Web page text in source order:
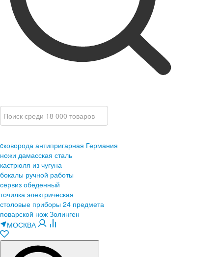
cковорода антипригарная Германия
ножи дамасская сталь
кастрюля из чугуна
бокалы ручной работы
сервиз обеденный
точилка электрическая
столовые приборы 24 предмета
поварской нож Золинген
МОСКВА